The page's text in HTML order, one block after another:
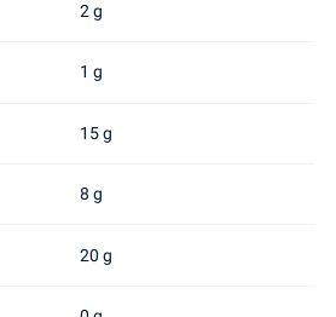
2 g
1 g
15 g
8 g
20 g